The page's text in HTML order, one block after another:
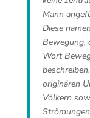
Mann
Diese
Bewegung,
Wort
beschreiben.
originären
Völkern